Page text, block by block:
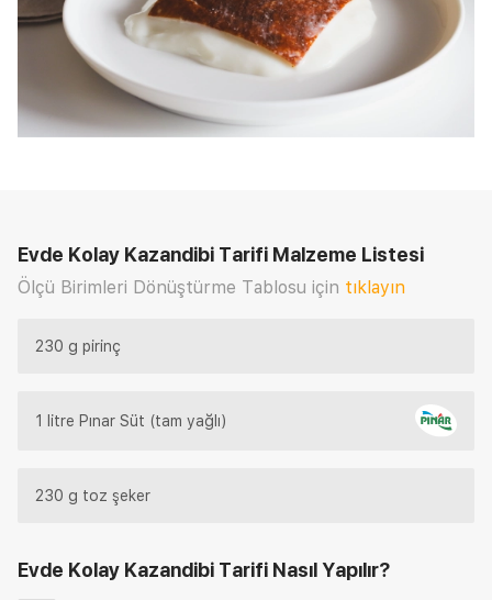
Evde Kolay Kazandibi Tarifi Malzeme Listesi
Ölçü Birimleri Dönüştürme Tablosu için tıklayın
230 g pirinç
1 litre Pınar Süt (tam yağlı)
230 g toz şeker
Evde Kolay Kazandibi Tarifi Nasıl Yapılır?